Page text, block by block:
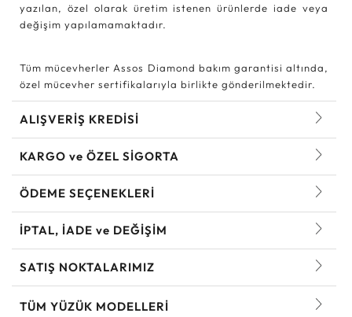
yazılan, özel olarak üretim istenen ürünlerde iade veya
değişim yapılamamaktadır.
Tüm mücevherler Assos Diamond bakım garantisi altında,
özel mücevher sertifikalarıyla birlikte gönderilmektedir.
ALIŞVERİŞ KREDİSİ
KARGO ve ÖZEL SİGORTA
ÖDEME SEÇENEKLERİ
İPTAL, İADE ve DEĞİŞİM
SATIŞ NOKTALARIMIZ
TÜM YÜZÜK MODELLERI